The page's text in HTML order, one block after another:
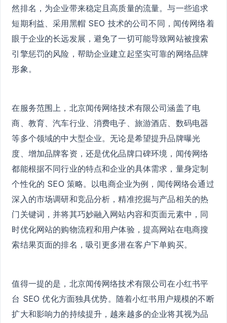
然排名，为企业带来稳定且高质量的流量。与一些追求
短期利益、采用黑帽 SEO 技术的公司不同，闻传网络着
眼于企业的长远发展，避免了一切可能导致网站被搜索
引擎惩罚的风险，帮助企业建立起坚实可靠的网络品牌
形象。
在服务范围上，北京闻传网络技术有限公司涵盖了电
商、教育、汽车行业、消费电子、旅游酒店、数码电器
等多个领域的中大型企业。无论是希望提升品牌曝光
度、增加品牌客资，还是优化品牌口碑环境，闻传网络
都能根据不同行业的特点和企业的具体需求，量身定制
个性化的 SEO 策略。以电商企业为例，闻传网络会通过
深入的市场调研和竞品分析，精准挖掘与产品相关的热
门关键词，并将其巧妙融入网站内容和页面元素中，同
时优化网站的购物流程和用户体验，提高网站在电商搜
索结果页面的排名，吸引更多潜在客户下单购买。
值得一提的是，北京闻传网络技术有限公司在小红书平
台 SEO 优化方面独具优势。随着小红书用户规模的不断
扩大和影响力的持续提升，越来越多的企业将其视为品